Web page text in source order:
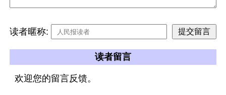
读者暱称:
读者留言
欢迎您的留言反馈。